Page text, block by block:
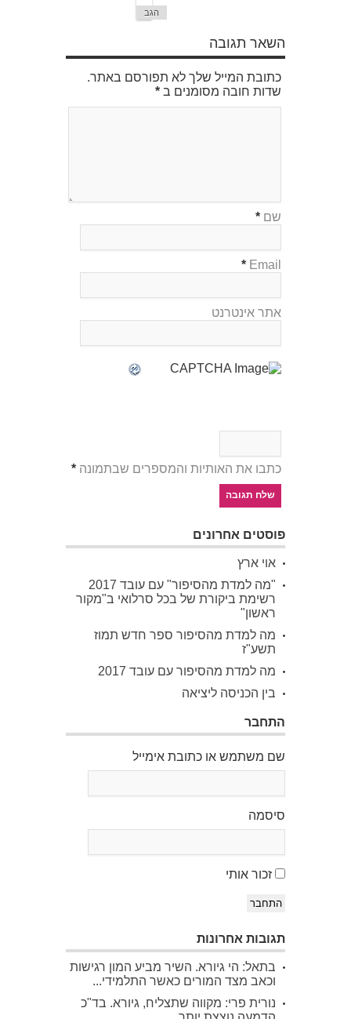
הגב
השאר תגובה
כתובת המייל שלך לא תפורסם באתר.
שדות חובה מסומנים ב *
שם *
Email
*
אתר אינטרנט
כתבו את האותיות והמספרים שבתמונה *
פוסטים אחרונים
אוי ארץ
"מה למדת מהסיפור" עם עובד 2017
רשימת ביקורת של בכל סרלואי ב"מקור
ראשון"
מה למדת מהסיפור ספר חדש תמוז
תשע"ז
מה למדת מהסיפור עם עובד 2017
בין הכניסה ליציאה
התחבר
שם משתמש או כתובת אימייל
סיסמה
זכור אותי
התחבר
תגובות אחרונות
בתאל: הי גיורא. השיר מביע המון רגישות
וכאב מצד המורים כאשר התלמידי...
נורית פרי: מקווה שתצליח, גיורא. בד"כ